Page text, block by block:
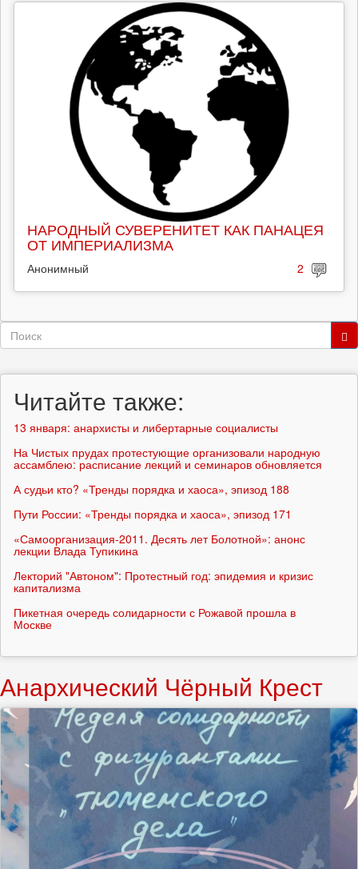
НАРОДНЫЙ СУВЕРЕНИТЕТ КАК ПАНАЦЕЯ
ОТ ИМПЕРИАЛИЗМА
Анонимный 2
Форма
Читайте также:
13 января: анархисты и либертарные социалисты
На Чистых прудах протестующие организовали народную
ассамблею: расписание лекций и семинаров обновляется
А судьи кто? «Тренды порядка и хаоса», эпизод 188
Пути России: «Тренды порядка и хаоса», эпизод 171
«Самоорганизация-2011. Десять лет Болотной»: анонс
лекции Влада Тупикина
Лекторий "Автоном": Протестный год: эпидемия и кризис
капитализма
Пикетная очередь солидарности с Рожавой прошла в
Москве
Анархический Чёрный Крест